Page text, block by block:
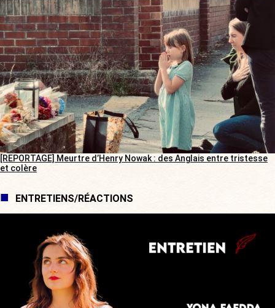
[REPORTAGE] Meurtre d’Henry Nowak : des Anglais entre tristesse
et colère
ENTRETIENS/RÉACTIONS